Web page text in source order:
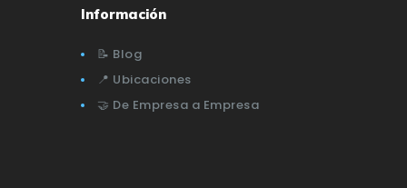
Información
📝 Blog
📍 Ubicaciones
🤝 De Empresa a Empresa